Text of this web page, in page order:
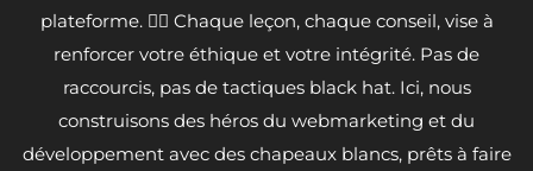
plateforme. 🦸‍♂️ Chaque leçon, chaque conseil, vise à
renforcer votre éthique et votre intégrité. Pas de
raccourcis, pas de tactiques black hat. Ici, nous
construisons des héros du webmarketing et du
développement avec des chapeaux blancs, prêts à faire